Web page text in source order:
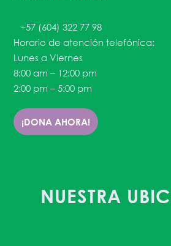
+57 (604) 322 77 98
Horario de atención telefónica:
Lunes a Viernes
8:00 am – 12:00 pm
2:00 pm – 5:00 pm
¡DONA AHORA!
NUESTRA